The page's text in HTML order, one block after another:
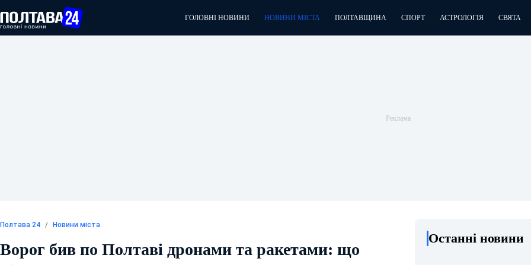
до
вмісту
ГОЛОВНІ НОВИНИ НОВИНИ МІСТА ПОЛТАВЩИНА СПОРТ АСТРОЛОГІЯ СВЯТА
Полтава 24 / Новини міста
Ворог бив по Полтаві дронами та ракетами: що
Останні новини